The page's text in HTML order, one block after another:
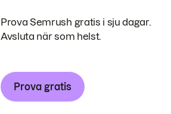
Prova Semrush gratis i sju dagar.
Avsluta när som helst.
Prova gratis